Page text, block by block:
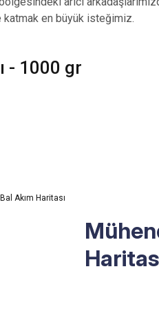
katmak en büyük isteğimiz.
- 1000 gr